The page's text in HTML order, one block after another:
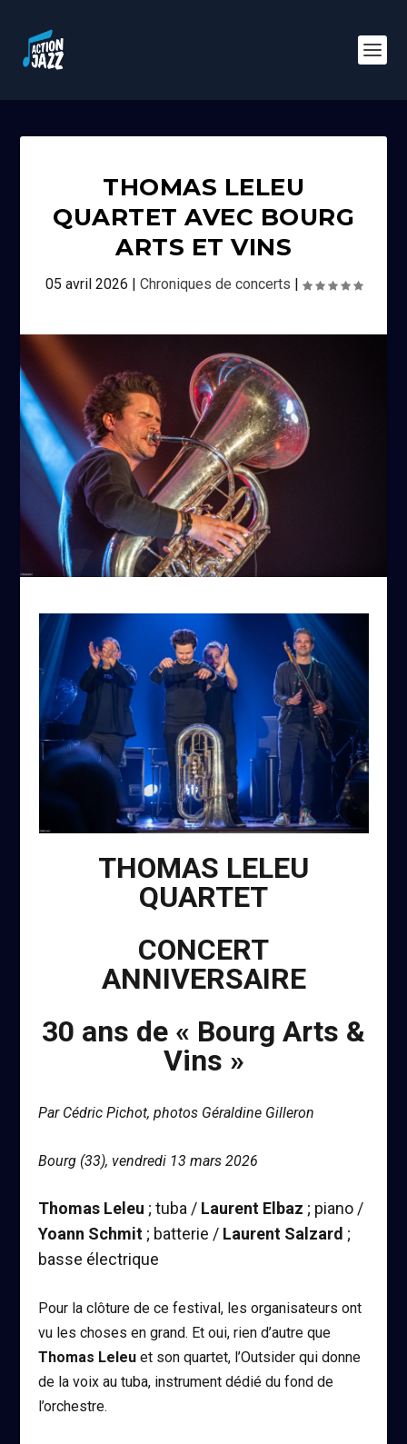
THOMAS LELEU
QUARTET AVEC BOURG
ARTS ET VINS
05 avril 2026 | Chroniques de concerts |
THOMAS LELEU
QUARTET
CONCERT
ANNIVERSAIRE
30 ans de « Bourg Arts &
Vins »
Par Cédric Pichot, photos Géraldine Gilleron
Bourg (33), vendredi 13 mars 2026
Thomas Leleu ; tuba / Laurent Elbaz ; piano /
Yoann Schmit ; batterie / Laurent Salzard ;
basse électrique
Pour la clôture de ce festival, les organisateurs ont
vu les choses en grand. Et oui, rien d’autre que
Thomas Leleu et son quartet, l’Outsider qui donne
de la voix au tuba, instrument dédié du fond de
l’orchestre.